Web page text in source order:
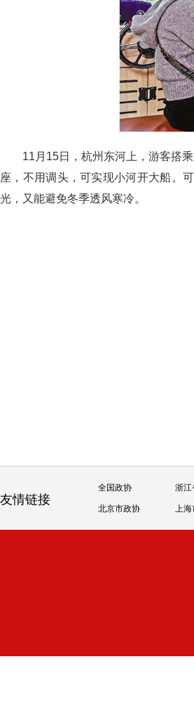
11月15日，杭州东河上，游客搭
座，不用调头，可实现小河开大船。
光，又能避免冬季透风寒冷。
友情链接
全国政协 浙江
北京市政协 上海